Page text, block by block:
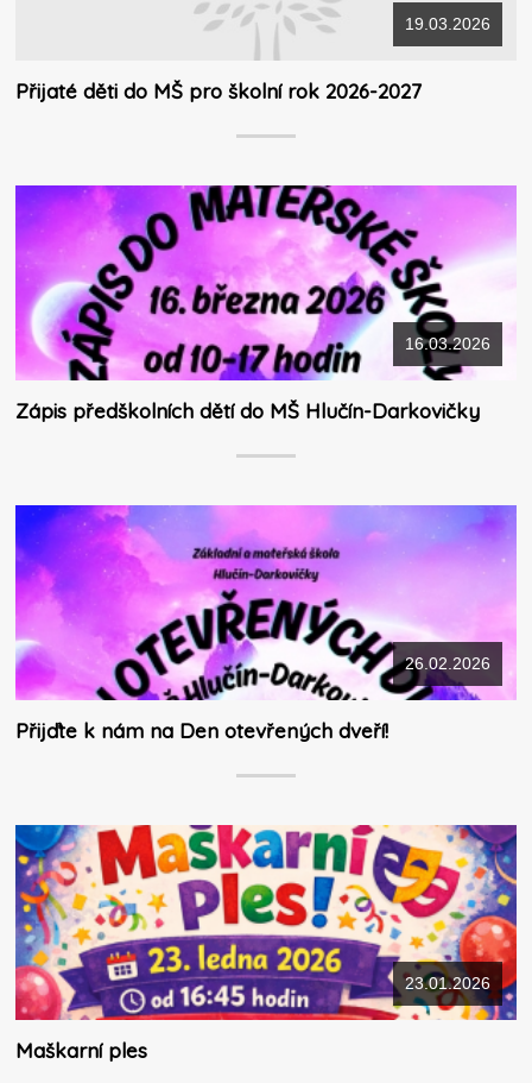
19.03.2026
Přijaté děti do MŠ pro školní rok 2026-2027
16.03.2026
Zápis předškolních dětí do MŠ Hlučín-Darkovičky
26.02.2026
Přijďte k nám na Den otevřených dveří!
23.01.2026
Maškarní ples